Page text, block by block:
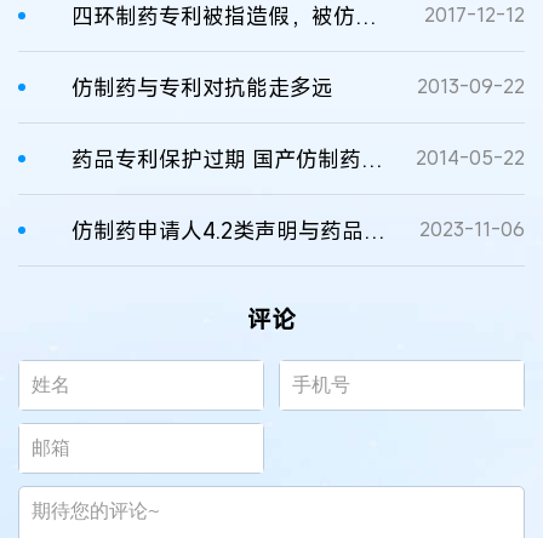
四环制药专利被指造假，被仿制药品多国撤市 2017-12-12
仿制药与专利对抗能走多远 2013-09-22
药品专利保护过期 国产仿制药将迎上市热 2014-05-22
仿制药申请人4.2类声明与药品专利权利要求的对应性 2023-11-06
评论